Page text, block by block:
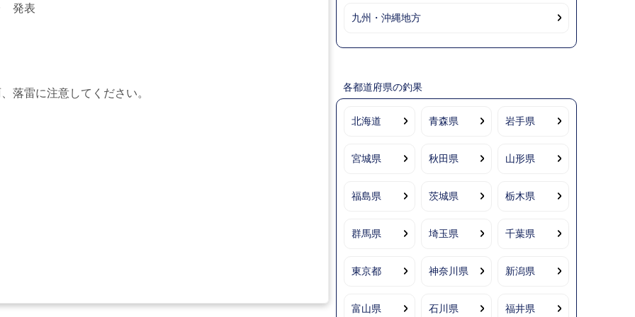
発表
落雷に注意してください。
九州・沖縄地方
各都道府県の釣果
北海道 青森県 岩手県
宮城県 秋田県 山形県
福島県 茨城県 栃木県
群馬県 埼玉県 千葉県
東京都 神奈川県 新潟県
富山県 石川県 福井県